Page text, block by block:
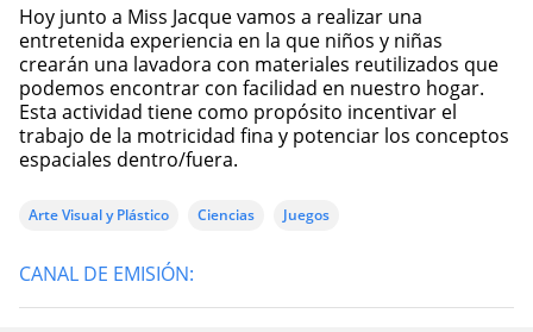
Hoy junto a Miss Jacque vamos a realizar una
entretenida experiencia en la que niños y niñas
crearán una lavadora con materiales reutilizados que
podemos encontrar con facilidad en nuestro hogar.
Esta actividad tiene como propósito incentivar el
trabajo de la motricidad fina y potenciar los conceptos
espaciales dentro/fuera.
Arte Visual y Plástico Ciencias Juegos
CANAL DE EMISIÓN: